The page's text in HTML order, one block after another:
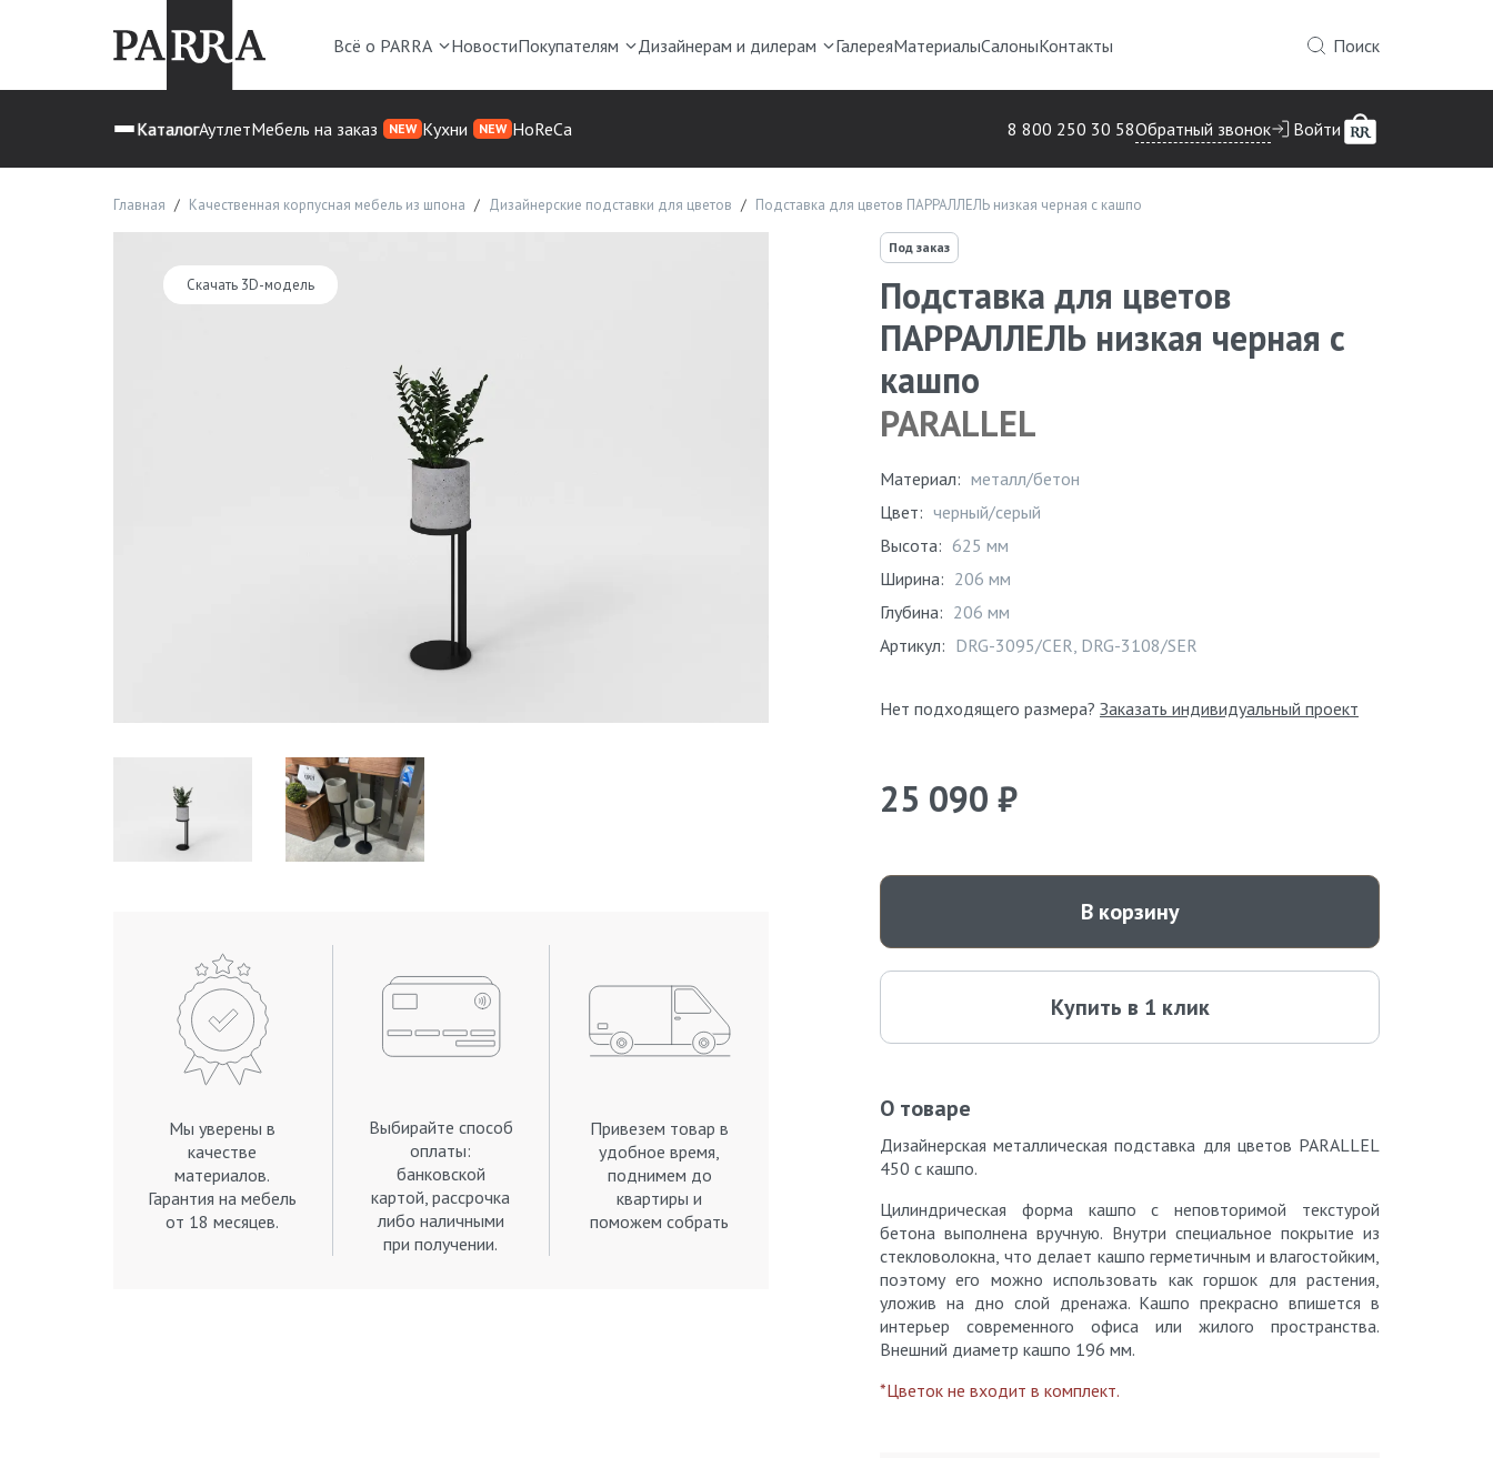
Всё о PARRA НовостиПокупателям Дизайнерам и дилерам ГалереяМатериалыСалоныКонтакты Поиск
КаталогАутлетМебель на заказ NEW Кухни NEW HoReCa 8 800 250 30 58Обратный звонок Войти
Главная Качественная корпусная мебель из шпона Дизайнерские подставки для цветов Подставка для цветов ПАРРАЛЛЕЛЬ низкая черная с кашпо
Скачать 3D-модель
Мы уверены в
качестве
материалов.
Гарантия на мебель
от 18 месяцев.
Выбирайте способ
оплаты:
банковской
картой, рассрочка
либо наличными
при получении.
Привезем товар в
удобное время,
поднимем до
квартиры и
поможем собрать
Под заказ
Подставка для цветов
ПАРРАЛЛЕЛЬ низкая черная с
кашпо
PARALLEL
Материал: металл/бетон
Цвет: черный/серый
Высота: 625 мм
Ширина: 206 мм
Глубина: 206 мм
Артикул: DRG-3095/CER, DRG-3108/SER
Нет подходящего размера? Заказать индивидуальный проект
25 090 ₽
В корзину
Купить в 1 клик
О товаре
Дизайнерская металлическая подставка для цветов PARALLEL
450 с кашпо.
Цилиндрическая форма кашпо с неповторимой текстурой
бетона выполнена вручную. Внутри специальное покрытие из
стекловолокна, что делает кашпо герметичным и влагостойким,
поэтому его можно использовать как горшок для растения,
уложив на дно слой дренажа. Кашпо прекрасно впишется в
интерьер современного офиса или жилого пространства.
Внешний диаметр кашпо 196 мм.
*Цветок не входит в комплект.